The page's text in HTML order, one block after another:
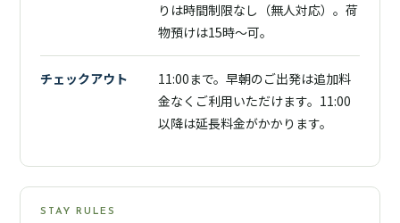
りは時間制限なし（無人対応）。荷
物預けは15時〜可。
チェックアウト
11:00まで。早朝のご出発は追加料
金なくご利用いただけます。11:00
以降は延長料金がかかります。
STAY RULES